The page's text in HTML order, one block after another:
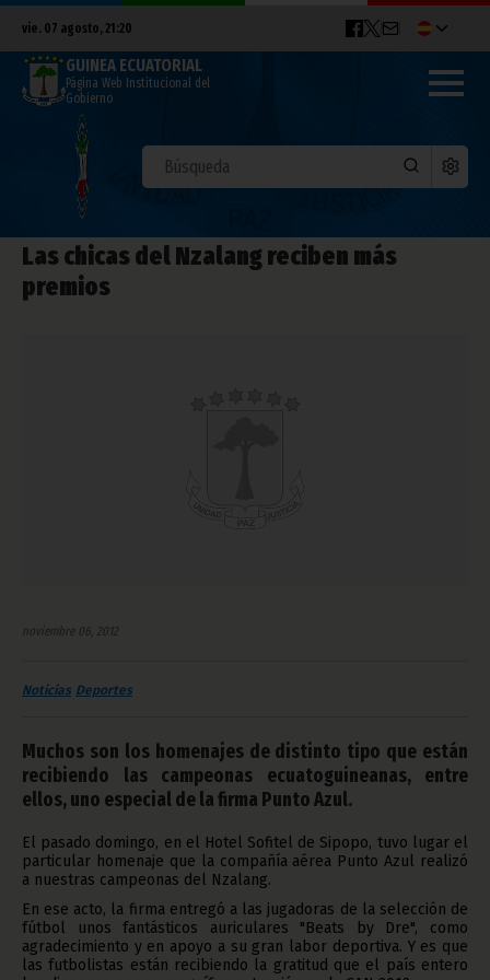
vie. 07 agosto, 21:20
GUINEA ECUATORIAL
Página Web Institucional del
Gobierno
Las chicas del Nzalang reciben más
premios
noviembre 06, 2012
Noticias Deportes
Muchos son los homenajes de distinto tipo que están
recibiendo las campeonas ecuatoguineanas, entre
ellos, uno especial de la firma Punto Azul.
El pasado domingo, en el Hotel Sofitel de Sipopo, tuvo lugar el
particular homenaje que la compañía aérea Punto Azul realizó
a nuestras campeonas del Nzalang.
En ese acto, la firma entregó a las jugadoras de la selección de
fútbol unos fantásticos auriculares "Beats by Dre", como
agradecimiento y en apoyo a su gran labor deportiva. Y es que
las futbolistas están recibiendo la gratitud que el país entero